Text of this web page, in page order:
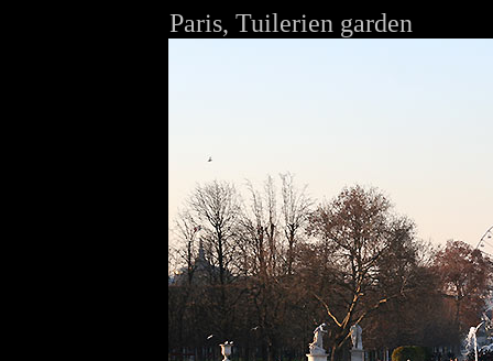
Paris, Tuilerien garden